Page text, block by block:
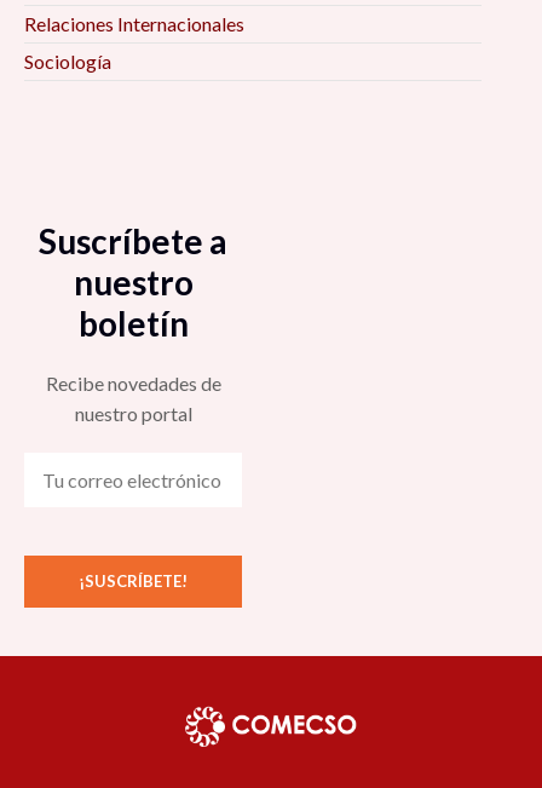
Relaciones Internacionales
Sociología
Suscríbete a
nuestro
boletín
Recibe novedades de
nuestro portal